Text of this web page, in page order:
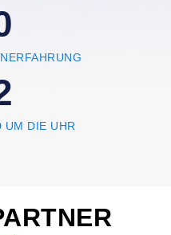
UM DIE UHR